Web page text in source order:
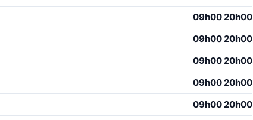
09h00 20h00
09h00 20h00
09h00 20h00
09h00 20h00
09h00 20h00